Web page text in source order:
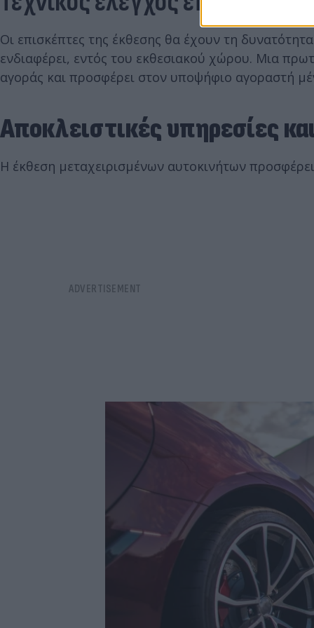
Οι επισκέπτες της έκθεσης θα έχουν τη
ενδιαφέρει, εντός του εκθεσιακού χώρου. Μια
αγοράς και προσφέρει στον υποψήφιο αγοραστή
Αποκλειστικές υπηρεσίες
Η έκθεση μεταχειρισμένων αυτοκινήτων